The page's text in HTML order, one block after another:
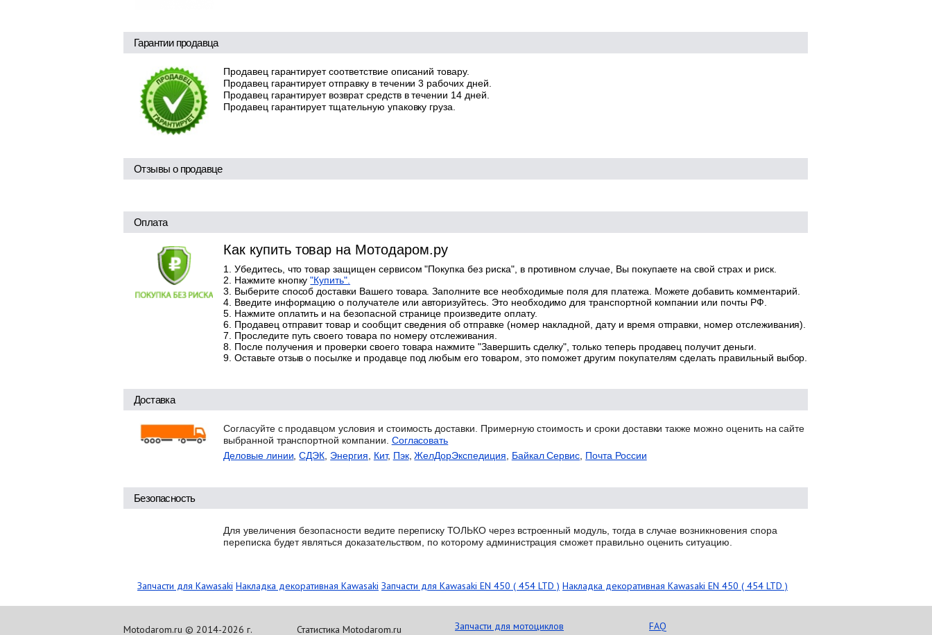
Гарантии продавца
Продавец гарантирует соответствие описаний товару.
Продавец гарантирует отправку в течении 3 рабочих дней.
Продавец гарантирует возврат средств в течении 14 дней.
Продавец гарантирует тщательную упаковку груза.
Отзывы о продавце
Оплата
Как купить товар на Мотодаром.ру
Убедитесь, что товар защищен сервисом "Покупка без риска", в противном случае, Вы покупаете на свой страх и риск.
Нажмите кнопку"Купить".
Выберите способ доставки Вашего товара. Заполните все необходимые поля для платежа. Можете добавить комментарий.
Введите информацию о получателе или авторизуйтесь. Это необходимо для транспортной компании или почты РФ.
Нажмите оплатить и на безопасной странице произведите оплату.
Продавец отправит товар и сообщит сведения об отправке (номер накладной, дату и время отправки, номер отслеживания).
Проследите путь своего товара по номеру отслеживания.
После получения и проверки своего товара нажмите "Завершить сделку", только теперь продавец получит деньги.
Оставьте отзыв о посылке и продавце под любым его товаром, это поможет другим покупателям сделать правильный выбор.
Доставка
Согласуйте с продавцом условия и стоимость доставки. Примерную стоимость и сроки доставки также можно оценить на сайте
выбранной транспортной компании. Согласовать
Деловые линии ,СДЭК Энергия Кит, Пэк,ЖелДорЭкспедиция Байкал Сервис Почта России
Безопасность
Для увеличения безопасности ведите переписку ТОЛЬКО через встроенный модуль, тогда в случае возникновения спора
переписка будет являться доказательством, по которому администрация сможет правильно оценить ситуацию.
Запчасти для Kawasaki Накладка декоративная Kawasaki Запчасти для Kawasaki EN 450 ( 454 LTD ) Накладка декоративная Kawasaki EN 450 ( 454 LTD )
Motodarom.ru © 2014-2026 г. Статистика Motodarom.ru
Запчасти для мотоциклов
FAQ